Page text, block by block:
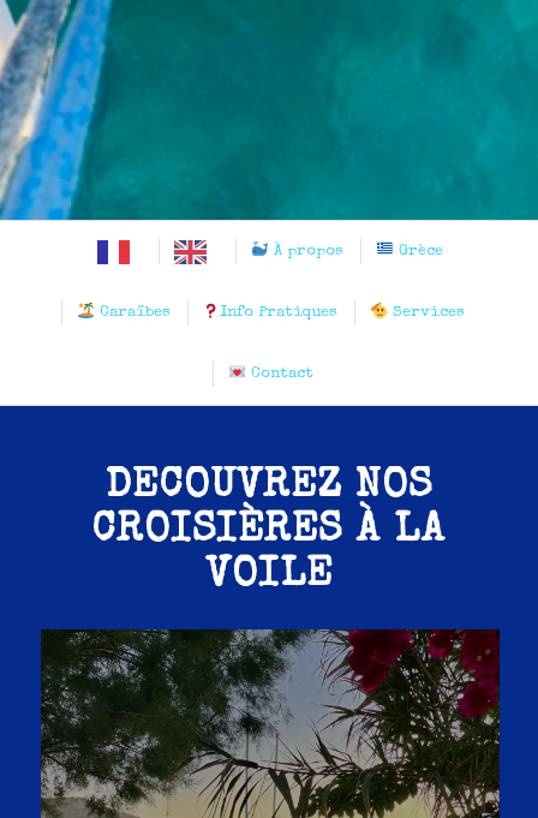
À propos Grèce
Caraïbes Info Pratiques Services
Contact
DÉCOUVREZ NOS
CROISIÈRES À LA
VOILE